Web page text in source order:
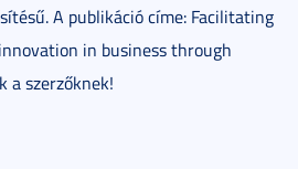
A publikáció címe: Facilitating
in business through
a szerzőknek!